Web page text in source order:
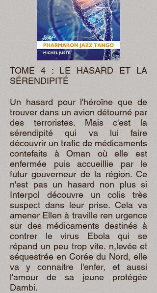
TOME 4 : LE HASARD ET LA
SÉRENDIPITÉ
Un hasard pour l'héroïne que de
trouver dans un avion détourné par
des terroristes. Mais c'est la
sérendipité qui va lui faire
découvrir un trafic de médicaments
contefaits à Oman où elle est
enfermée puis accueillie par le
futur gouverneur de la région. Ce
n'est pas un hasard non plus si
Interpol découvre un colis très
suspect dans leur prise. Cela va
amener Ellen à traville ren urgence
sur des médicaments destinés à
contrer le virus Ebola qui se
répand un peu trop vite. n,levée et
séquestrée en Corée du Nord, elle
va y connaitre l'enfer, et aussi
l'amour de sa jeune protégée
Dambi.